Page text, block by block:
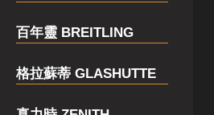
百年靈 BREITLING
格拉蘇蒂 GLASHUTTE